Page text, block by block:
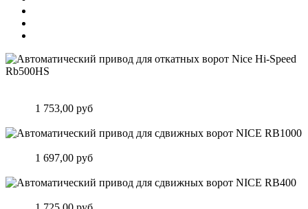
1 753,00 руб
1 697,00 руб